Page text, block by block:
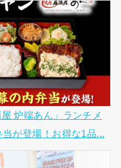
炉端あん」ランチメ
が登場！お得な1品...